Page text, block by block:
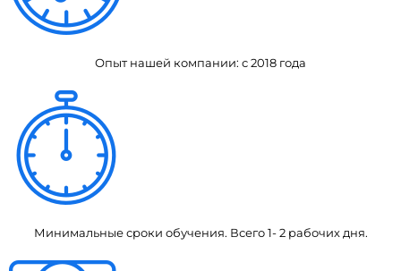
Опыт нашей компании: с 2018 года
Минимальные сроки обучения. Всего 1- 2 рабочих дня.